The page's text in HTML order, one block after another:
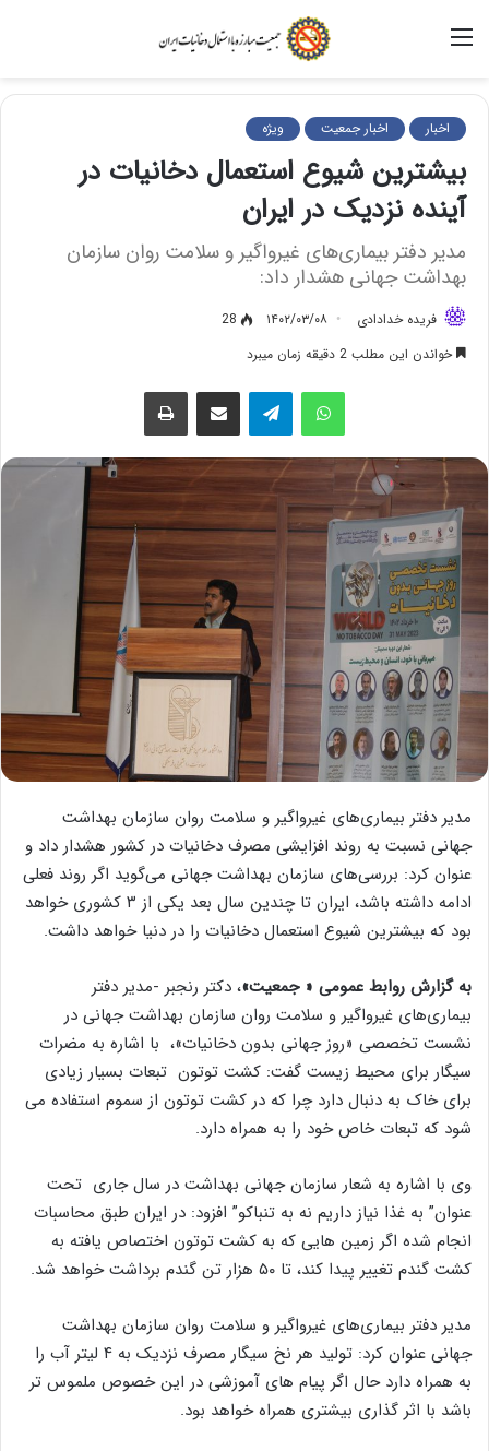
اخبار اخبار جمعیت ویژه
بیشترین شیوع استعمال دخانیات در
آینده نزدیک در ایران
مدیر دفتر بیماری‌های غیرواگیر و سلامت روان سازمان
بهداشت جهانی هشدار داد:
فریده خدادادی ۱۴۰۲/۰۳/۰۸
28
خواندن این مطلب 2 دقیقه زمان میبرد
واتس آپ اشتراک گذاری از طریق ایمیل
مدیر دفتر بیماری‌های غیرواگیر و سلامت روان سازمان بهداشت
جهانی نسبت به روند افزایشی مصرف دخانیات در کشور هشدار داد و
عنوان کرد: بررسی‌های سازمان بهداشت جهانی می‌گوید اگر روند فعلی
ادامه داشته باشد، ایران تا چندین سال بعد یکی از ۳ کشوری خواهد
بود که بیشترین شیوع استعمال دخانیات را در دنیا خواهد داشت.
به گزارش روابط عمومی « جمعیت»، دکتر رنجبر -مدیر دفتر
بیماری‌های غیرواگیر و سلامت روان سازمان بهداشت جهانی در
نشست تخصصی «روز جهانی بدون دخانیات»، با اشاره به مضرات
سیگار برای محیط زیست گفت: کشت توتون تبعات بسیار زیادی
برای خاک به دنبال دارد چرا که در کشت توتون از سموم استفاده می
شود که تبعات خاص خود را به همراه دارد.
وی با اشاره به شعار سازمان جهانی بهداشت در سال جاری تحت
عنوان” به غذا نیاز داریم نه به تنباکو” افزود: در ایران طبق محاسبات
انجام شده اگر زمین هایی که به کشت توتون اختصاص یافته به
کشت گندم تغییر پیدا کند، تا ۵۰ هزار تن گندم برداشت خواهد شد.
مدیر دفتر بیماری‌های غیرواگیر و سلامت روان سازمان بهداشت
جهانی عنوان کرد: تولید هر نخ سیگار مصرف نزدیک به ۴ لیتر آب را
به همراه دارد حال اگر پیام های آموزشی در این خصوص ملموس تر
باشد با اثر گذاری بیشتری همراه خواهد بود.